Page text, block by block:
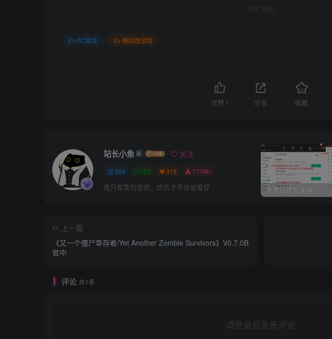
THE END
PC游戏 模拟器游戏
点赞 1 分享 收藏
站长小鱼 关注
389 503 318 177W+
我只有笑的很欢，忧伤才不会被看穿 免费白嫖加速器
上一篇
《又一个僵尸幸存者/Yet Another Zombie Survivors》V0.7.0B
官中
评论 共1条
请登录后发表评论